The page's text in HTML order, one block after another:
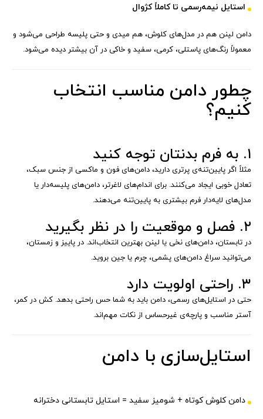
استایل نیمه‌رسمی تا کاملاً کژوال
دامن لینن هم در مدل‌های کلوش، هم میدی و حتی پلیسه طراحی می‌شود و
معمولاً رنگ‌های پاستلی، کرمی، سفید و خاکی در آن بیشتر دیده می‌شود.
چطور دامن مناسب انتخاب
کنیم؟
۱. به فرم بدنتان توجه کنید
مثلاً اگر پایین‌تنه‌ی پرتری دارید، دامن‌های فون و ماکسی از جنس سبک،
تعادل خوبی ایجاد می‌کنند. برای اندام‌های لاغرتر، دامن‌های پلیسه‌دار یا
مدل‌های لایه‌دار فرم بیشتری به پایین‌تنه می‌دهند.
۲. فصل و موقعیت را در نظر بگیرید
در تابستان، دامن‌های نخی یا لینن بهترین انتخاب‌اند. در پاییز و زمستان،
می‌توانید سراغ دامن‌های پشمی، چرم یا جین بروید.
۳. راحتی اولویت دارد
حتی در استایل‌های رسمی، دامن باید به شما حس راحتی بدهد. کش در کمر،
آستر مناسب و پارچه‌ی غیرحساس از نکات مهم‌اند.
استایل‌سازی با دامن
دامن کلوش کوتاه + شومیز سفید = استایل تابستانی دخترانه